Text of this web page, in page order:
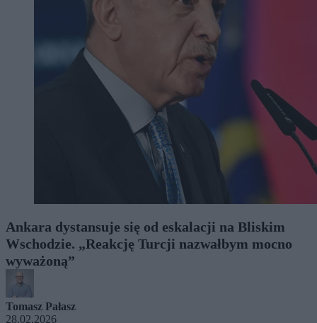
Ankara dystansuje się od eskalacji na Bliskim
Wschodzie. „Reakcję Turcji nazwałbym mocno
wyważoną”
Tomasz Pałasz
28.02.2026